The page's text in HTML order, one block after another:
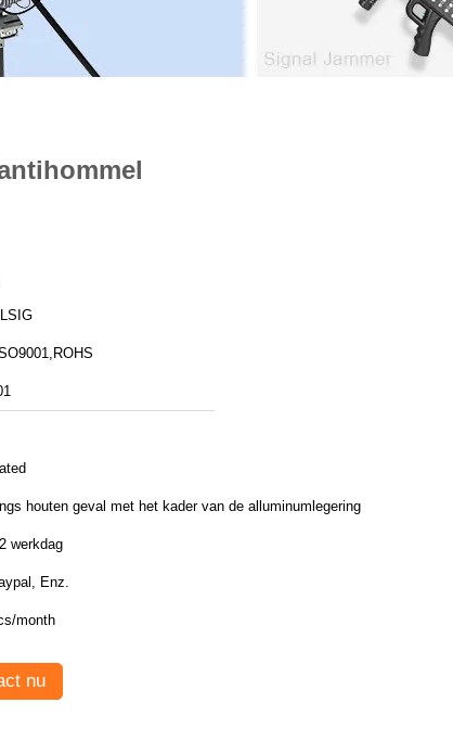
houten geval met het kader van de alluminumlegering
werkdag
T/T, Paypal, Enz.
month
nu